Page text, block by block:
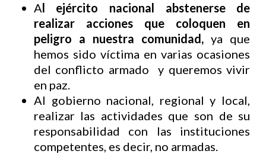
Al ejército nacional abstenerse de
realizar acciones que coloquen en
peligro a nuestra comunidad, ya que
hemos sido víctima en varias ocasiones
del conflicto armado y queremos vivir
en paz.
Al gobierno nacional, regional y local,
realizar las actividades que son de su
responsabilidad con las instituciones
competentes, es decir, no armadas.